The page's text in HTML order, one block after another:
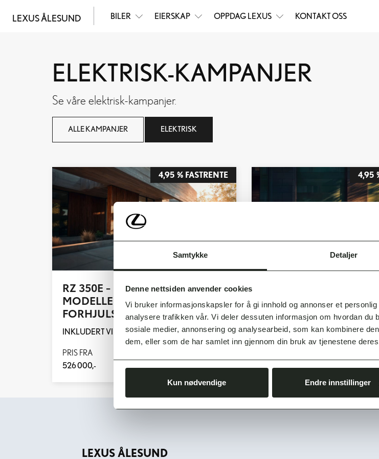
Samtykke Detaljer
Denne nettsiden anvender cookies
Vi bruker informasjonskapsler for å gi innhold og annonser et
analysere trafikken vår. Vi deler dessuten informasjon om hvordan du
sosiale medier, annonsering og analysearbeid, som kan kombinere
dem, eller som de har samlet inn gjennom din bruk av tjenestene
Kun nødvendige Endre innstillinger
LEXUS ÅLESUND BILER EIERSKAP OPPDAG LEXUS KONTAKT OSS
ELEKTRISK-KAMPANJER
Se våreelektrisk-kampanjer.
ALLE KAMPANJER ELEKTRISK
4,95 % FASTRENTE
RZ 350E - LONG RANGE
MODELLEN MED
FORHJULSDRIFT
INKLUDERT VINTERHJUL OG METALLIC LAKK
PRIS FRA
526 000,- 4 050,-
4,95
KJØREOPPLEVELSE
INKLUDERT VINTERHJUL OG
PRIS FRA
LEXUS ÅLESUND